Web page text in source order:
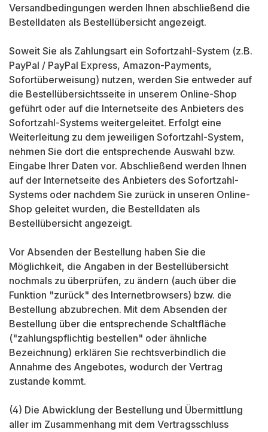
Versandbedingungen werden Ihnen abschließend die
Bestelldaten als Bestellübersicht angezeigt.
Soweit Sie als Zahlungsart ein Sofortzahl-System (z.B.
PayPal / PayPal Express, Amazon-Payments,
Sofortüberweisung) nutzen, werden Sie entweder auf
die Bestellübersichtsseite in unserem Online-Shop
geführt oder auf die Internetseite des Anbieters des
Sofortzahl-Systems weitergeleitet. Erfolgt eine
Weiterleitung zu dem jeweiligen Sofortzahl-System,
nehmen Sie dort die entsprechende Auswahl bzw.
Eingabe Ihrer Daten vor. Abschließend werden Ihnen
auf der Internetseite des Anbieters des Sofortzahl-
Systems oder nachdem Sie zurück in unseren Online-
Shop geleitet wurden, die Bestelldaten als
Bestellübersicht angezeigt.
Vor Absenden der Bestellung haben Sie die
Möglichkeit, die Angaben in der Bestellübersicht
nochmals zu überprüfen, zu ändern (auch über die
Funktion "zurück" des Internetbrowsers) bzw. die
Bestellung abzubrechen. Mit dem Absenden der
Bestellung über die entsprechende Schaltfläche
("zahlungspflichtig bestellen" oder ähnliche
Bezeichnung) erklären Sie rechtsverbindlich die
Annahme des Angebotes, wodurch der Vertrag
zustande kommt.
(4) Die Abwicklung der Bestellung und Übermittlung
aller im Zusammenhang mit dem Vertragsschluss